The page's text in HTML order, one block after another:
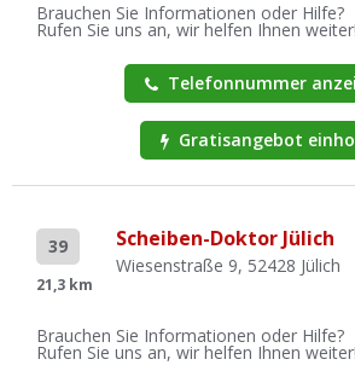
Brauchen Sie Informationen oder Hilfe?
Rufen Sie uns an, wir helfen Ihnen weiter!
Telefonnummer
Gratisangebot
39
21,3 km
Scheiben-Doktor Jülich
Wiesenstraße 9, 52428 Jülich
Brauchen Sie Informationen oder Hilfe?
Rufen Sie uns an, wir helfen Ihnen weiter!